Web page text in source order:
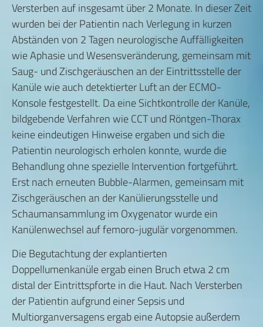
Versterben auf insgesamt über 2 Monate. In dieser Zeit
wurden bei der Patientin nach Verlegung in kurzen
Abständen von 2 Tagen neurologische Auffälligkeiten
wie Aphasie und Wesensveränderung, gemeinsam mit
Saug- und Zischgeräuschen an der Eintrittsstelle der
Kanüle wie auch detektierter Luft an der ECMO-
Konsole festgestellt. Da eine Sichtkontrolle der Kanüle,
bildgebende Verfahren wie CCT und Röntgen-Thorax
keine eindeutigen Hinweise ergaben und sich die
Patientin neurologisch erholen konnte, wurde die
Behandlung ohne spezielle Intervention fortgeführt.
Erst nach erneuten Bubble-Alarmen, gemeinsam mit
Zischgeräuschen an der Kanülierungsstelle und
Schaumansammlung im Oxygenator wurde ein
Kanülenwechsel auf femoro-jugulär vorgenommen.
Die Begutachtung der explantierten
Doppellumenkanüle ergab einen Bruch etwa 2 cm
distal der Eintrittspforte in die Haut. Nach Versterben
der Patientin aufgrund einer Sepsis und
Multiorganversagens ergab eine Autopsie außerdem